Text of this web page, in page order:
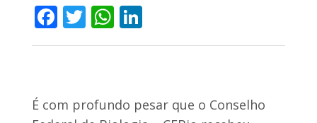
Facebook
Twitter
WhatsApp
LinkedIn
É com profundo pesar que o Conselho